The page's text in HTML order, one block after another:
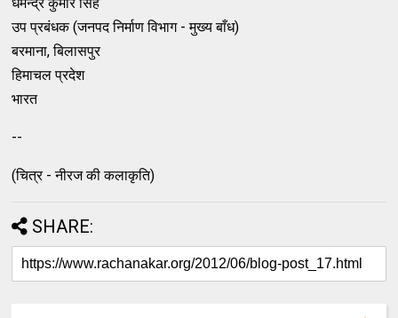
उप प्रबंधक (जनपद निर्माण विभाग - मुख्य बाँध)
बरमाना, बिलासपुर
हिमाचल प्रदेश
भारत
--
(चित्र - नीरज की कलाकृति)
SHARE: